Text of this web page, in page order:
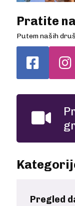
Pratite
Putem naših
Pregled